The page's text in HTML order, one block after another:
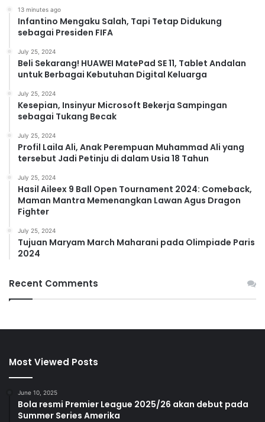
13 minutes ago
Infantino Mengaku Salah, Tapi Tetap Didukung
sebagai Presiden FIFA
July 25, 2024
Beli Sekarang! HUAWEI MatePad SE 11, Tablet Andalan
untuk Berbagai Kebutuhan Digital Keluarga
July 25, 2024
Kesepian, Insinyur Microsoft Bekerja Sampingan
sebagai Tukang Becak
July 25, 2024
Profil Laila Ali, Anak Perempuan Muhammad Ali yang
tersebut Jadi Petinju di dalam Usia 18 Tahun
July 25, 2024
Hasil Aileex 9 Ball Open Tournament 2024: Comeback,
Maman Mantra Memenangkan Lawan Agus Dragon
Fighter
July 25, 2024
Tujuan Maryam March Maharani pada Olimpiade Paris
2024
Recent Comments
Most Viewed Posts
June 10, 2025
Bola resmi Premier League 2025/26 akan debut pada
Summer Series Amerika